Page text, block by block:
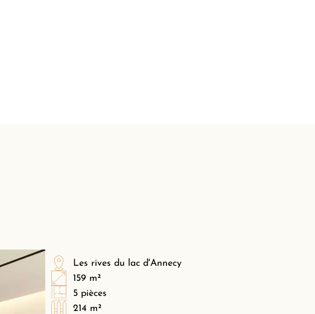
Les rives du lac d'Annecy
159 m²
5 pièces
214 m²